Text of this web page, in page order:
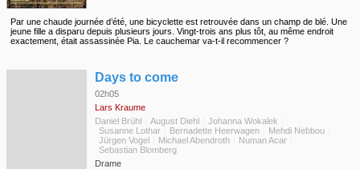
Par une chaude journée d’été, une bicyclette est retrouvée dans un champ de blé. Une
jeune fille a disparu depuis plusieurs jours. Vingt-trois ans plus tôt, au même endroit
exactement, était assassinée Pia. Le cauchemar va-t-il recommencer ?
Days to come
02h05
Lars Kraume
Daniel Brühl
August Diehl
Johanna Wokalek
Susanne Lothar
Bernadette Heerwagen
Mehdi Nebbou
Jürgen Vogel
Michael Abendroth
Numan Acar
Sebastian Blomberg
Drame